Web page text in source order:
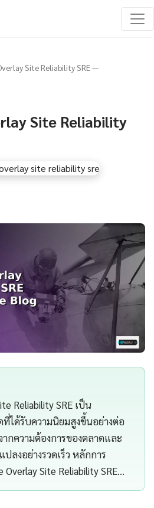
Site Reliability SRE —
Site Reliability
Reliability SRE เป็น
ได้รับความนิยมสูงขึ้นอย่างต่อ
ากความต้องการของตลาดและ
ลงอย่างรวดเร็ว หลักการ
Overlay Site Reliability SRE…